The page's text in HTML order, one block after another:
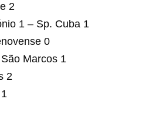
2
1 – Sp. Cuba 1
0
Marcos 1
2